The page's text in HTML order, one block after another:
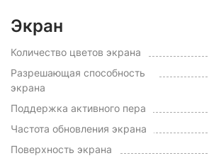
Экран
Количество цветов экрана
Разрешающая способность
экрана
Поддержка активного пера
Частота обновления экрана
Поверхность экрана